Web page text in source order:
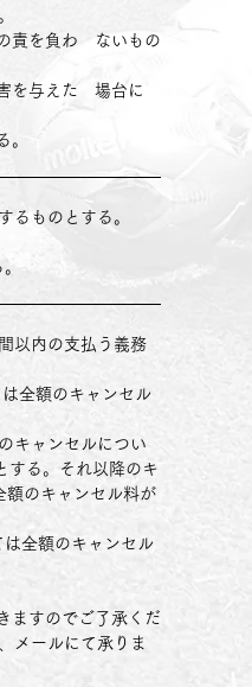
責を負わ ないもの
を与えた 場台に
。
るものとする。
以内の支払う義務
全額のキャンセル
キャンセルについ
する。それ以降のキ
額のキャンセル料が
全額のキャンセル
ますのでご了承くだ
メールにて承りま